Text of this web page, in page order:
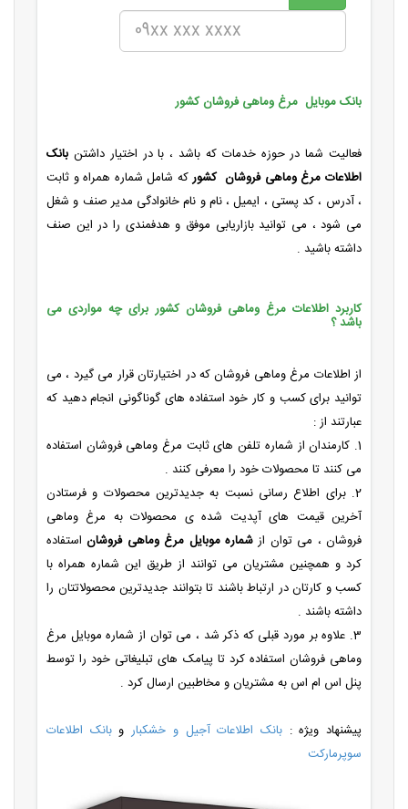
بانک موبایل مرغ وماهی فروشان کشور
فعالیت شما در حوزه خدمات که باشد ، با در اختیار داشتن بانک
اطلاعات مرغ وماهی فروشان کشورکه شامل شماره همراه و ثابت
، آدرس ، کد پستی ، ایمیل ، نام و نام خانوادگی مدیر صنف و شغل
می شود ، می توانید بازاریابی موفق و هدفمندی را در این صنف
داشته باشید .
کاربرد اطلاعات مرغ وماهی فروشان کشور برای چه مواردی می
باشد ؟
از اطلاعات مرغ وماهی فروشان که در اختیارتان قرار می گیرد ، می
توانید برای کسب و کار خود استفاده های گوناگونی انجام دهید که
عبارتند از :
1. کارمندان از شماره تلفن های ثابت مرغ وماهی فروشان استفاده
می کنند تا محصولات خود را معرفی کنند .
2. برای اطلاع رسانی نسبت به جدیدترین محصولات و فرستادن
آخرین قیمت های آپدیت شده ی محصولات به مرغ وماهی
فروشان ، می توان از شماره موبایل مرغ وماهی فروشاناستفاده
کرد و همچنین مشتریان می توانند از طریق این شماره همراه با
کسب و کارتان در ارتباط باشند تا بتوانند جدیدترین محصولاتتان را
داشته باشند .
3. علاوه بر مورد قبلی که ذکر شد ، می توان از شماره موبایل مرغ
وماهی فروشان استفاده کرد تا پیامک های تبلیغاتی خود را توسط
پنل اس ام اس به مشتریان و مخاطبین ارسال کرد .
پیشنهاد ویژه :بانک اطلاعات آجیل و خشکباروبانک اطلاعات
سوپرمارکت